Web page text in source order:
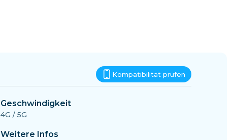
Kompatibilität prüfen
Geschwindigkeit
4G / 5G
Weitere Infos